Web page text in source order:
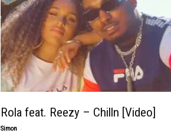
Rola feat. Reezy – Chilln [Video]
Simon -